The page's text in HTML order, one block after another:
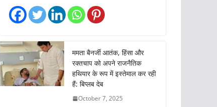
ममता बैनर्जी आतंक, हिंसा और
रक्तचाप को अपने राजनैतिक
हथियार के रूप में इस्तेमाल कर रही
हैं: बिप्लब देब
October 7, 2025